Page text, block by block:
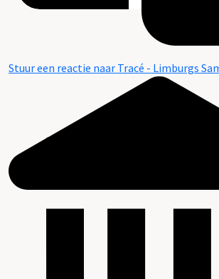
Stuur een reactie naar Tracé - Limburgs